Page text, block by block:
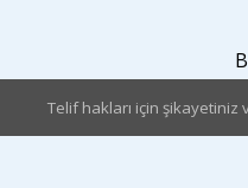
Telif hakları için